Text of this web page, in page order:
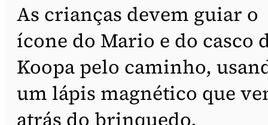
As crianças devem guiar o
ícone do Mario e do casco
Koopa pelo caminho,
um lápis magnético que
atrás do brinquedo.